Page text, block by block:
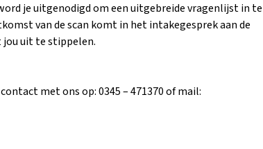
je uitgenodigd om een uitgebreide vragenlijst in te
van de scan komt in het intakegesprek aan de
jou uit te stippelen.
met ons op: 0345 – 471370 of mail: